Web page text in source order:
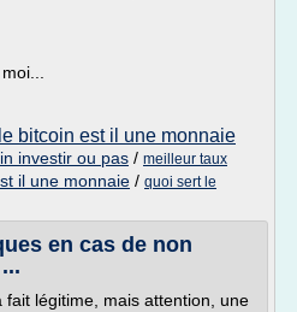
bitcoin est il une monnaie
investir ou pas / meilleur taux
il une monnaie / quoi sert le
en cas de non
légitime, mais attention, une